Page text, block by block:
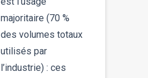
majoritaire (70 %
des volumes totaux
utilisés par
l’industrie) : ces